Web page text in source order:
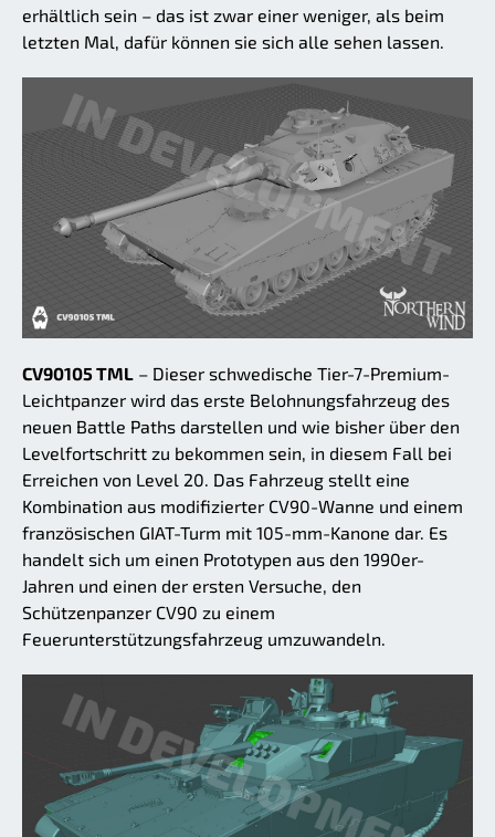
erhältlich sein – das ist zwar einer weniger, als beim
letzten Mal, dafür können sie sich alle sehen lassen.
CV90105 TML – Dieser schwedische Tier-7-Premium-
Leichtpanzer wird das erste Belohnungsfahrzeug des
neuen Battle Paths darstellen und wie bisher über den
Levelfortschritt zu bekommen sein, in diesem Fall bei
Erreichen von Level 20. Das Fahrzeug stellt eine
Kombination aus modifizierter CV90-Wanne und einem
französischen GIAT-Turm mit 105-mm-Kanone dar. Es
handelt sich um einen Prototypen aus den 1990er-
Jahren und einen der ersten Versuche, den
Schützenpanzer CV90 zu einem
Feuerunterstützungsfahrzeug umzuwandeln.